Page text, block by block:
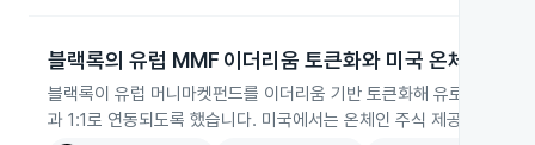
블랙록의 유럽 MMF 이더리움 토큰화와 미국 온체인 상품
블랙록이 유럽 머니마켓펀드를 이더리움 기반 토큰화해 유로, 파운
과 1:1로 연동되도록 했습니다. 미국에서는 온체인 주식 제공과 스테